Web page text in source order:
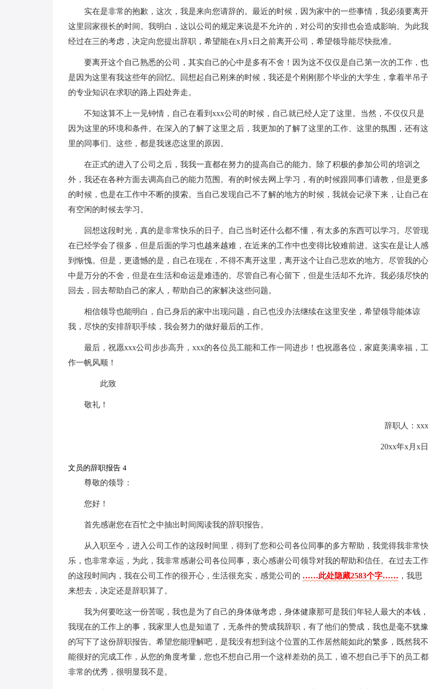
实在是非常的抱歉，这次，我是来向您请辞的。最近的时候，因为家中的一些事情，我必须要离开
这里回家很长的时间。我明白，这以公司的规定来说是不允许的，对公司的安排也会造成影响。为此我
经过在三的考虑，决定向您提出辞职，希望能在x月x日之前离开公司，希望领导能尽快批准。
要离开这个自己熟悉的公司，其实自己的心中是多有不舍！因为这不仅仅是自己第一次的工作，也
是因为这里有我这些年的回忆。回想起自己刚来的时候，我还是个刚刚那个毕业的大学生，拿着半吊子
的专业知识在求职的路上四处奔走。
不知这算不上一见钟情，自己在看到xxx公司的时候，自己就已经人定了这里。当然，不仅仅只是
因为这里的环境和条件。在深入的了解了这里之后，我更加的了解了这里的工作、这里的氛围，还有这
里的同事们。这些，都是我迷恋这里的原因。
在正式的进入了公司之后，我我一直都在努力的提高自己的能力。除了积极的参加公司的培训之
外，我还在各种方面去调高自己的能力范围。有的时候去网上学习，有的时候跟同事们请教，但是更多
的时候，也是在工作中不断的摸索。当自己发现自己不了解的地方的时候，我就会记录下来，让自己在
有空闲的时候去学习。
回想这段时光，真的是非常快乐的日子。自己当时还什么都不懂，有太多的东西可以学习。尽管现
在已经学会了很多，但是后面的学习也越来越难，在近来的工作中也变得比较难前进。这实在是让人感
到惭愧。但是，更遗憾的是，自己在现在，不得不离开这里，离开这个让自己悲欢的地方。尽管我的心
中是万分的不舍，但是在生活和命运是难违的。尽管自己有心留下，但是生活却不允许。我必须尽快的
回去，回去帮助自己的家人，帮助自己的家解决这些问题。
相信领导也能明白，自己身后的家中出现问题，自己也没办法继续在这里安坐，希望领导能体谅
我，尽快的安排辞职手续，我会努力的做好最后的工作。
最后，祝愿xxx公司步步高升，xxx的各位员工能和工作一同进步！也祝愿各位，家庭美满幸福，工
作一帆风顺！
此致
敬礼！
辞职人：xxx
20xx年x月x日
文员的辞职报告 4
尊敬的领导：
您好！
首先感谢您在百忙之中抽出时间阅读我的辞职报告。
从入职至今，进入公司工作的这段时间里，得到了您和公司各位同事的多方帮助，我觉得我非常快
乐，也非常幸运，为此，我非常感谢公司各位同事，衷心感谢公司领导对我的帮助和信任。在过去工作
的这段时间内，我在公司工作的很开心，生活很充实，感觉公司的 ……此处隐藏2583个字…… ，我思
来想去，决定还是辞职算了。
我为何要吃这一份苦呢，我也是为了自己的身体做考虑，身体健康那可是我们年轻人最大的本钱，
我现在的工作上的事，我家里人也是知道了，无条件的赞成我辞职，有了他们的赞成，我也是毫不犹豫
的写下了这份辞职报告。希望您能理解吧，是我没有想到这个位置的工作居然能如此的繁多，既然我不
能很好的完成工作，从您的角度考量，您也不想自己用一个这样差劲的员工，谁不想自己手下的员工都
非常的优秀，很明显我不是。